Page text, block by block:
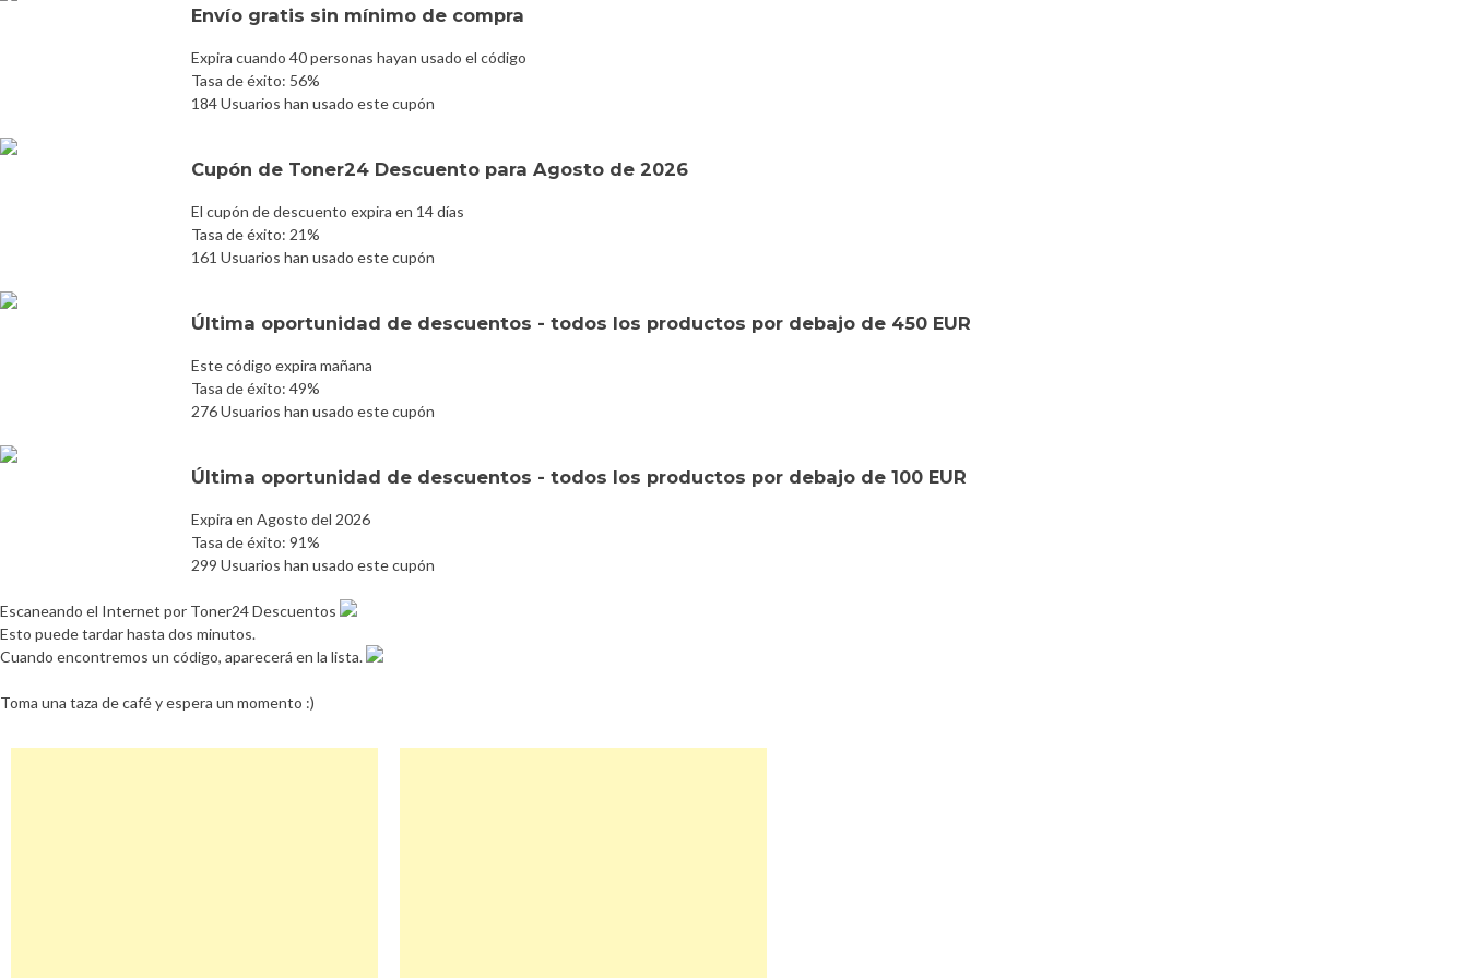
Envío gratis sin mínimo de compra
Expira cuando 40 personas hayan usado el código
Tasa de éxito: 56%
184 Usuarios han usado este cupón
Cupón de Toner24 Descuento para Agosto de 2026
El cupón de descuento expira en 14 días
Tasa de éxito: 21%
161 Usuarios han usado este cupón
Última oportunidad de descuentos - todos los productos por debajo de 450 EUR
Este código expira mañana
Tasa de éxito: 49%
276 Usuarios han usado este cupón
Última oportunidad de descuentos - todos los productos por debajo de 100 EUR
Expira en Agosto del 2026
Tasa de éxito: 91%
299 Usuarios han usado este cupón
Escaneando el Internet por Toner24 Descuentos
Esto puede tardar hasta dos minutos.
Cuando encontremos un código, aparecerá en la lista.
Toma una taza de café y espera un momento :)